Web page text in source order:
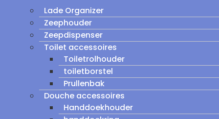
Lade Organizer
Zeephouder
Zeepdispenser
Toilet accessoires
Toiletrolhouder
toiletborstel
Prullenbak
Douche accessoires
Handdoekhouder